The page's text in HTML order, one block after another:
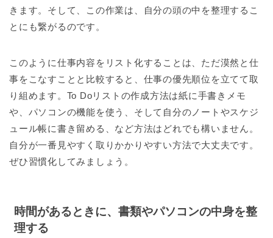
きます。そして、この作業は、自分の頭の中を整理するこ
とにも繋がるのです。
このように仕事内容をリスト化することは、ただ漠然と仕
事をこなすことと比較すると、仕事の優先順位を立てて取
り組めます。To Doリストの作成方法は紙に手書きメモ
や、パソコンの機能を使う、そして自分のノートやスケジ
ュール帳に書き留める、など方法はどれでも構いません。
自分が一番見やすく取りかかりやすい方法で大丈夫です。
ぜひ習慣化してみましょう。
時間があるときに、書類やパソコンの中身を整
理する